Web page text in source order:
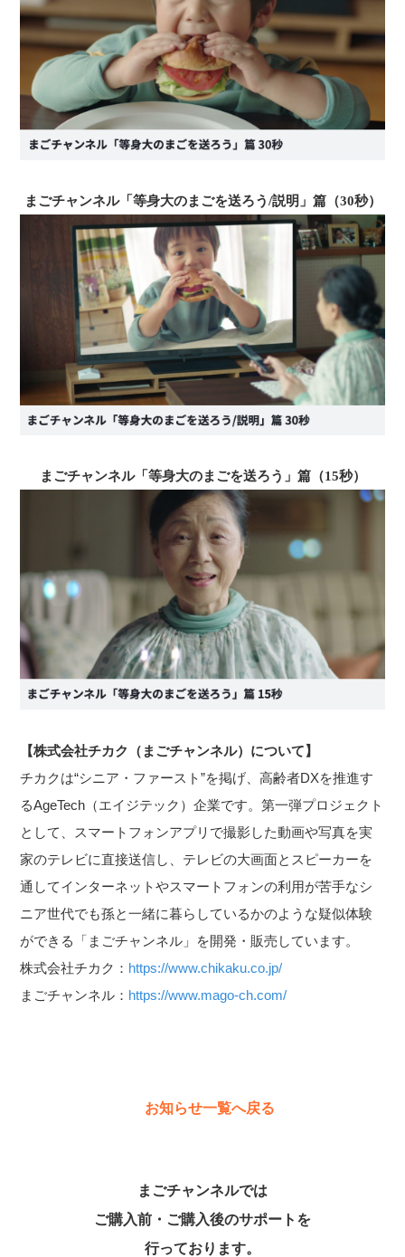
まごチャンネル「等身大のまごを送ろう/説明」篇（30秒）
まごチャンネル「等身大のまごを送ろう」篇（15秒）
【株式会社チカク（まごチャンネル）について】
チカクは“シニア・ファースト”を掲げ、高齢者DXを推進す
るAgeTech（エイジテック）企業です。第一弾プロジェクト
として、スマートフォンアプリで撮影した動画や写真を実
家のテレビに直接送信し、テレビの大画面とスピーカーを
通してインターネットやスマートフォンの利用が苦手なシ
ニア世代でも孫と一緒に暮らしているかのような疑似体験
ができる「まごチャンネル」を開発・販売しています。
株式会社チカク： https://www.chikaku.co.jp/
まごチャンネル： https://www.mago-ch.com/
お知らせ一覧へ戻る
まごチャンネルでは
ご購入前・ご購入後のサポートを
行っております。